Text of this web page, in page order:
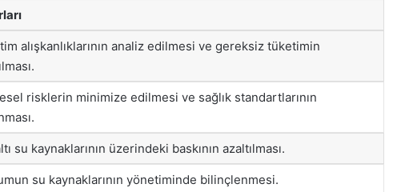
alışkanlıklarının analiz edilmesi ve gereksiz tüketimin
risklerin minimize edilmesi ve sağlık standartlarının
su kaynaklarının üzerindeki baskının azaltılması.
su kaynaklarının yönetiminde bilinçlenmesi.